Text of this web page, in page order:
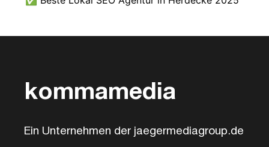
kommamedia
Ein Unternehmen der jaegermediagroup.de